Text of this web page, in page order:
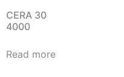
CERA 30
4000
Read more